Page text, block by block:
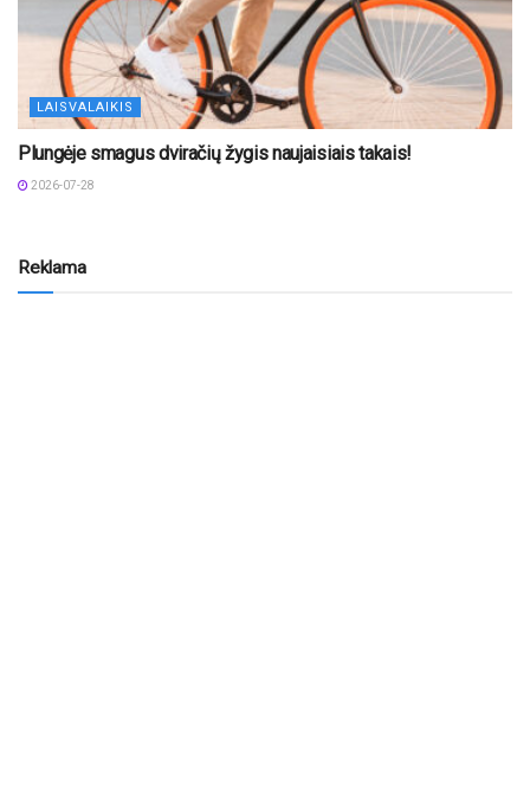
LAISVALAIKIS
Plungėje smagus dviračių žygis naujaisiais takais!
2026-07-28
Reklama